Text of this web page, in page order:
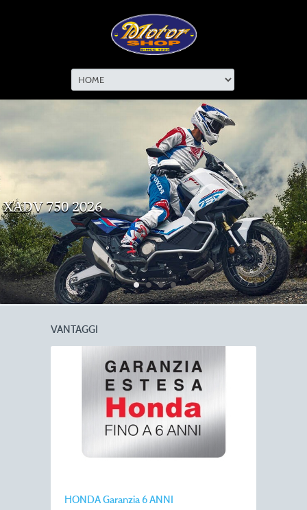
XADV 750 2026
VANTAGGI
HONDA Garanzia 6 ANNI